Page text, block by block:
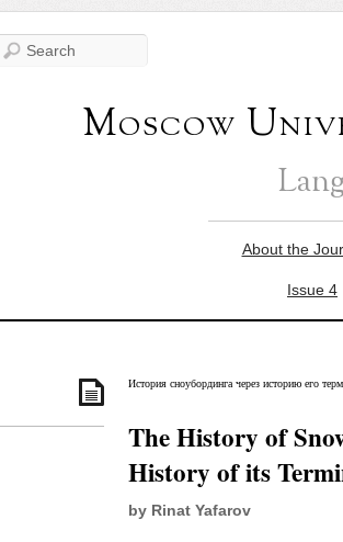
Moscow
About the
Issue 4
История сноубординга через историю его
The History of
History of its
by Rinat Yafarov